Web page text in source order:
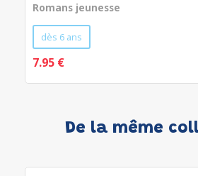
Romans jeunesse
dès 6 ans
7.95 €
De la même